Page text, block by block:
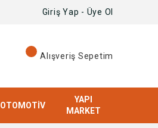
Giriş Yap - Üye Ol
Alışveriş Sepetim
OTOMOTIV
YAPI
MARKET